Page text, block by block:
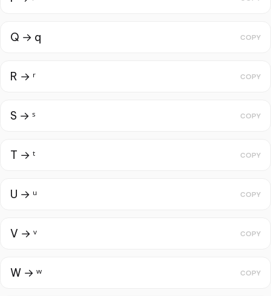
Q → q COPY
R → ʳ COPY
S → ˢ COPY
T → ᵗ COPY
U → ᵘ COPY
V → ᵛ COPY
W → ʷ COPY